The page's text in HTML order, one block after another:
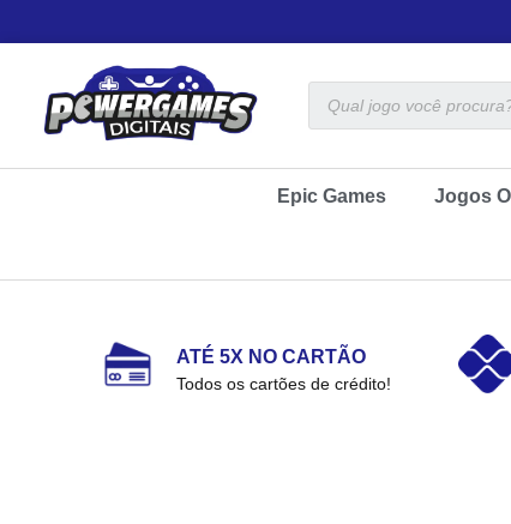
Epic Games Jogos
ATÉ 5X NO CARTÃO
Todos os cartões de crédito!